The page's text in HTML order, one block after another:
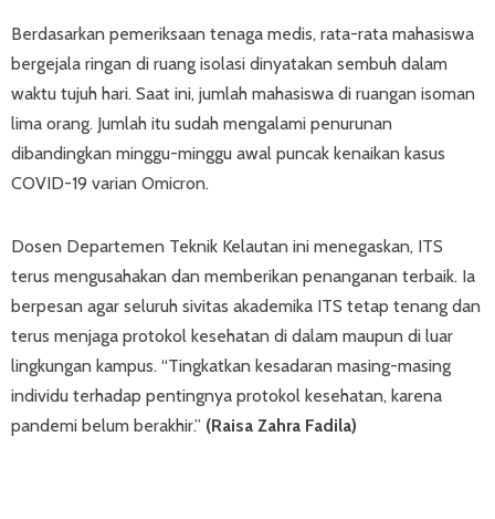
Berdasarkan pemeriksaan tenaga medis, rata-rata mahasiswa
bergejala ringan di ruang isolasi dinyatakan sembuh dalam
waktu tujuh hari. Saat ini, jumlah mahasiswa di ruangan isoman
lima orang. Jumlah itu sudah mengalami penurunan
dibandingkan minggu-minggu awal puncak kenaikan kasus
COVID-19 varian Omicron.
Dosen Departemen Teknik Kelautan ini menegaskan, ITS
terus mengusahakan dan memberikan penanganan terbaik. Ia
berpesan agar seluruh sivitas akademika ITS tetap tenang dan
terus menjaga protokol kesehatan di dalam maupun di luar
lingkungan kampus. “Tingkatkan kesadaran masing-masing
individu terhadap pentingnya protokol kesehatan, karena
pandemi belum berakhir.” (Raisa Zahra Fadila)